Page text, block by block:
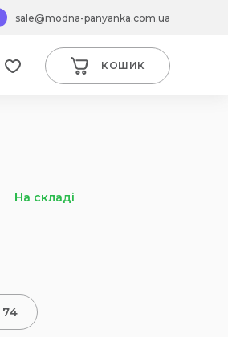
sale@modna-panyanka.com.ua
КОШИК
На складі
74